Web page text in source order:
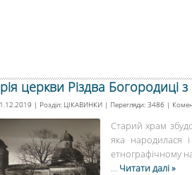
церкви Різдва Богородиці
| Розділ: ЦІКАВИНКИ | Перегляди: 3486 |
Старий храм
яка народилася
етнографічному
... Читати далі »